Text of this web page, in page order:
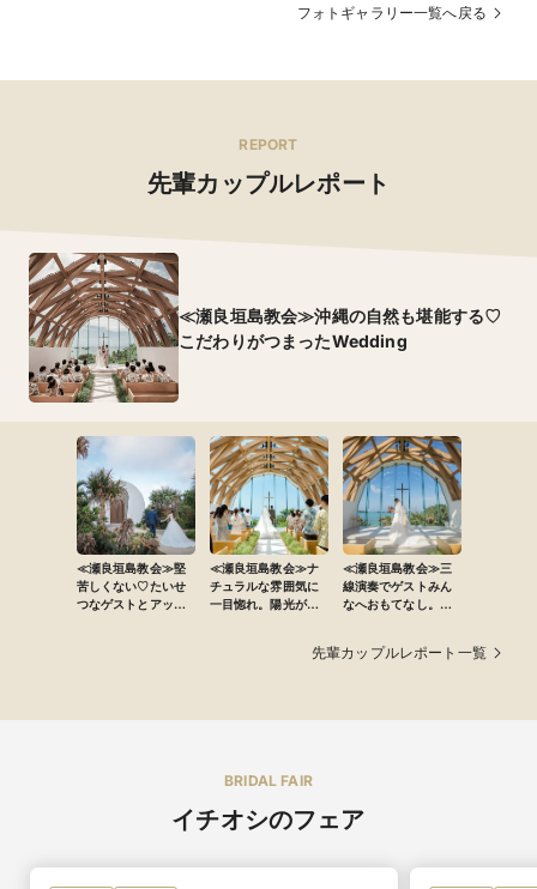
フォトギャラリー一覧へ戻る
REPORT
先輩カップルレポート
≪瀬良垣島教会≫沖縄の自然も堪能する♡
こだわりがつまったWedding
≪瀬良垣島教会≫堅
苦しくない♡たいせ
つなゲストとアット
≪瀬良垣島教会≫ナ
チュラルな雰囲気に
一目惚れ。陽光が包
≪瀬良垣島教会≫三
線演奏でゲストみん
なへおもてなし。沖
先輩カップルレポート一覧
BRIDAL FAIR
イチオシのフェア